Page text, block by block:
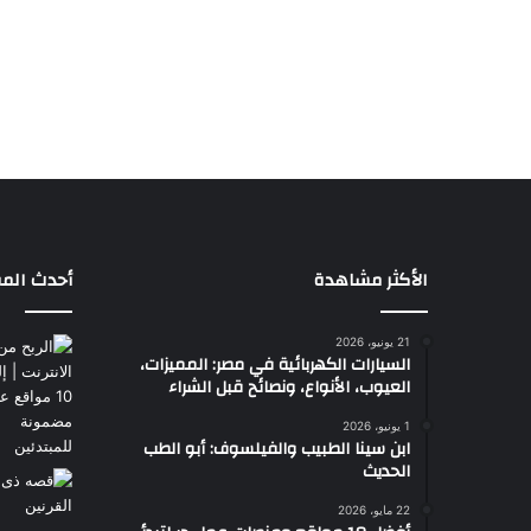
الأكثر مشاهدة
21 يونيو، 2026
السيارات الكهربائية في مصر: المميزات،
العيوب، الأنواع، ونصائح قبل الشراء
1 يونيو، 2026
ابن سينا الطبيب والفيلسوف: أبو الطب
الحديث
22 مايو، 2026
أحدث